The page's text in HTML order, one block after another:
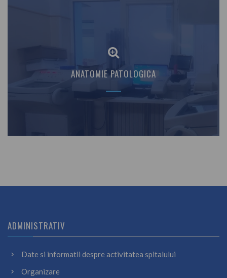
ANATOMIE PATOLOGICA
ADMINISTRATIV
Date si informatii despre activitatea spitalului
Organizare